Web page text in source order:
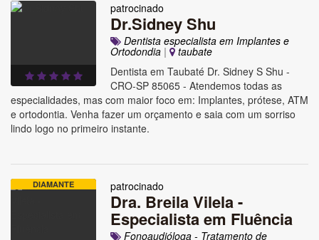
patrocinado
Dr.Sidney Shu
Dentista especialista em Implantes e
Ortodondia |
taubate
Dentista em Taubaté Dr. Sidney S Shu -
CRO-SP 85065 - Atendemos todas as
especialidades, mas com maior foco em: Implantes, prótese, ATM
e ortodontia. Venha fazer um orçamento e saia com um sorriso
lindo logo no primeiro instante.
DIAMANTE patrocinado
Dra. Breila Vilela -
Especialista em Fluência
Fonoaudióloga - Tratamento de